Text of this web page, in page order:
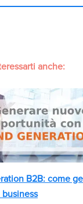
anche:
B2B: come